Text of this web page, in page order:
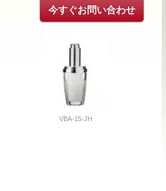
今すぐお問い合わせ
VBA-15-JH